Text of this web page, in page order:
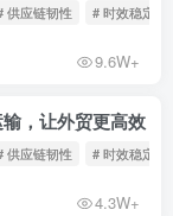
供应链韧性 # 时效稳定
9.6W+
，让外贸更高效
供应链韧性 # 时效稳定
4.3W+